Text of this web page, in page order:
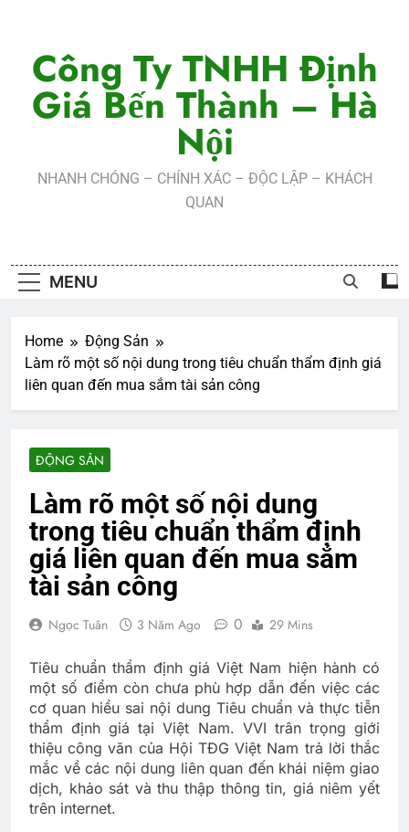
contentCông Ty TNHH Định
Giá Bến Thành – Hà
Nội
NHANH CHÓNG – CHÍNH XÁC – ĐỘC LẬP – KHÁCH
QUAN
MENU
Home
Động Sản
Làm rõ một số nội dung trong tiêu chuẩn thẩm định giá
liên quan đến mua sắm tài sản công
ĐỘNG SẢN
Làm rõ một số nội dung
trong tiêu chuẩn thẩm định
giá liên quan đến mua sắm
tài sản công
Ngọc Tuân 3 Năm Ago 0 29 Mins
Tiêu chuẩn thẩm định giá Việt Nam hiện hành có
một số điểm còn chưa phù hợp dẫn đến việc các
cơ quan hiểu sai nội dung Tiêu chuẩn và thực tiễn
thẩm định giá tại Việt Nam. VVI trân trọng giới
thiệu công văn của Hội TĐG Việt Nam trả lời thắc
mắc về các nội dung liên quan đến khái niệm giao
dịch, khảo sát và thu thập thông tin, giá niêm yết
trên internet.